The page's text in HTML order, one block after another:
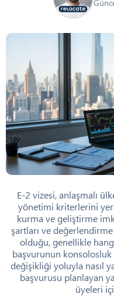
E-2 vizesi, anlaşmalı
yönetimi kriterlerini
kurma ve geliştirme
şartları ve
olduğu, genellikle
başvurunun konsolosluk
değişikliği yoluyla nasıl
başvurusu planlayan
üyeleri